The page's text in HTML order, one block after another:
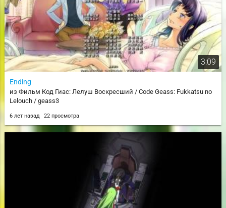
3:09
Ending
из Фильм Код Гиас: Лелуш Воскресший / Code Geass: Fukkatsu no
Lelouch / geass3
6 лет назад 22 просмотра